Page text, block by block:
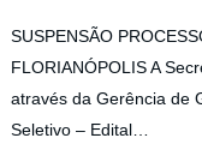
SUSPENSÃO
FLORIANÓPOLIS A
através da Gerência de
Seletivo – Edital…